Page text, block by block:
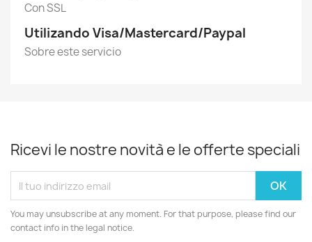
Con SSL
Utilizando Visa/Mastercard/Paypal
Sobre este servicio
Ricevi le nostre novità e le offerte speciali
You may unsubscribe at any moment. For that purpose, please find our
contact info in the legal notice.